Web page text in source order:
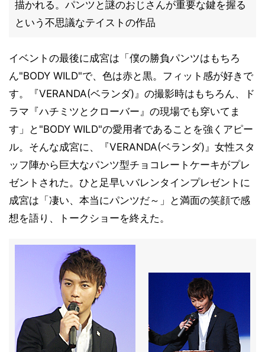
描かれる。パンツと謎のおじさんが重要な鍵を握る
という不思議なテイストの作品
イベントの最後に成宮は「僕の勝負パンツはもちろ
ん"BODY WILD"で、色は赤と黒。フィット感が好きで
す。『VERANDA(ベランダ)』の撮影時はもちろん、ド
ラマ『ハチミツとクローバー』の現場でも穿いてま
す」と"BODY WILD"の愛用者であることを強くアピー
ル。そんな成宮に、『VERANDA(ベランダ)』女性スタ
ッフ陣から巨大なパンツ型チョコレートケーキがプレ
ゼントされた。ひと足早いバレンタインプレゼントに
成宮は「凄い、本当にパンツだ～」と満面の笑顔で感
想を語り、トークショーを終えた。